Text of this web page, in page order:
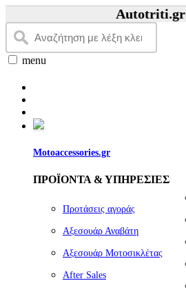
Autotriti.gr |
menu
Motoaccessories.gr
ΠΡΟΪΟΝΤΑ & ΥΠΗΡΕΣΙΕΣ
Προτάσεις αγοράς
Αξεσουάρ Αναβάτη
Αξεσουάρ Μοτοσικλέτας
Αfter Sales